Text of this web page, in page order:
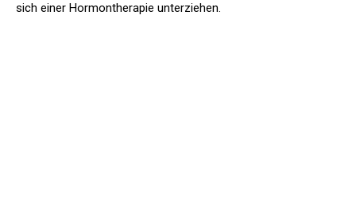
sich einer Hormontherapie unterziehen.